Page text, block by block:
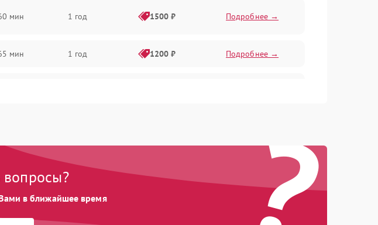
мин 1 год 1500 ₽ Подробнее →
мин 1 год 1200 ₽ Подробнее →
70 мин Подробнее →
мин Подробнее →
мин Подробнее →
?
вопросы?
в ближайшее время